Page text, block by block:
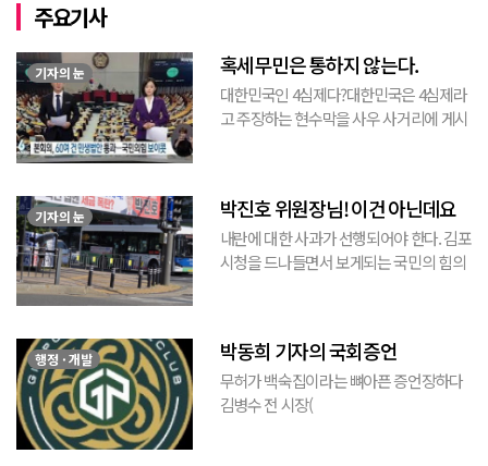
주요기사
기자의 눈 혹세무민은 통하지 않는다.
대한민국인 4심제다?대한민국은 4심제라
고 주장하는 현수막을 사우 사거리에 게시
민(惑...
기자의 눈 박진호 위원장님! 이건 아닌데요
내란에 대한 사과가 선행되어야 한다. 김포
시청을 드나들면서 보게되는 국민의 힘의
이 하...
행정 · 개발 박동희 기자의 국회증언
무허가 백숙집이라는 뼈아픈 증언장하다
김병수 전 시장(